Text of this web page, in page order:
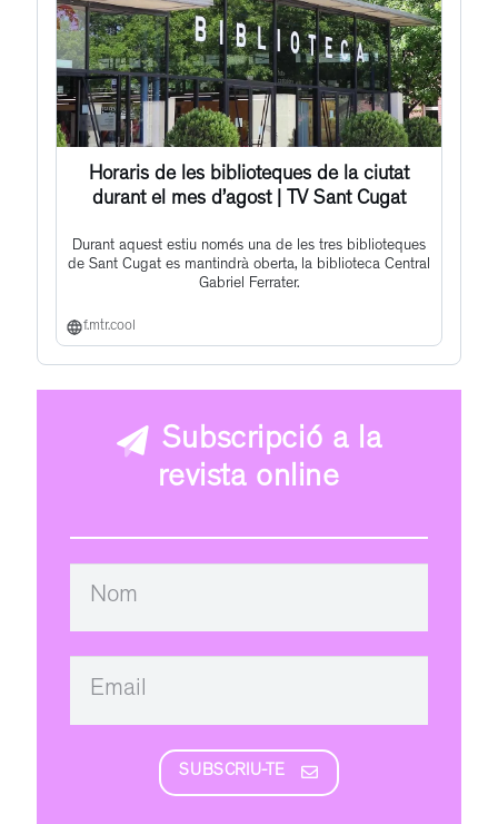
Horaris de les biblioteques de la ciutat
durant el mes d’agost | TV Sant Cugat
Durant aquest estiu només una de les tres biblioteques
de Sant Cugat es mantindrà oberta, la biblioteca Central
Gabriel Ferrater.
f.mtr.cool
Subscripció a la
revista online
SUBSCRIU-TE